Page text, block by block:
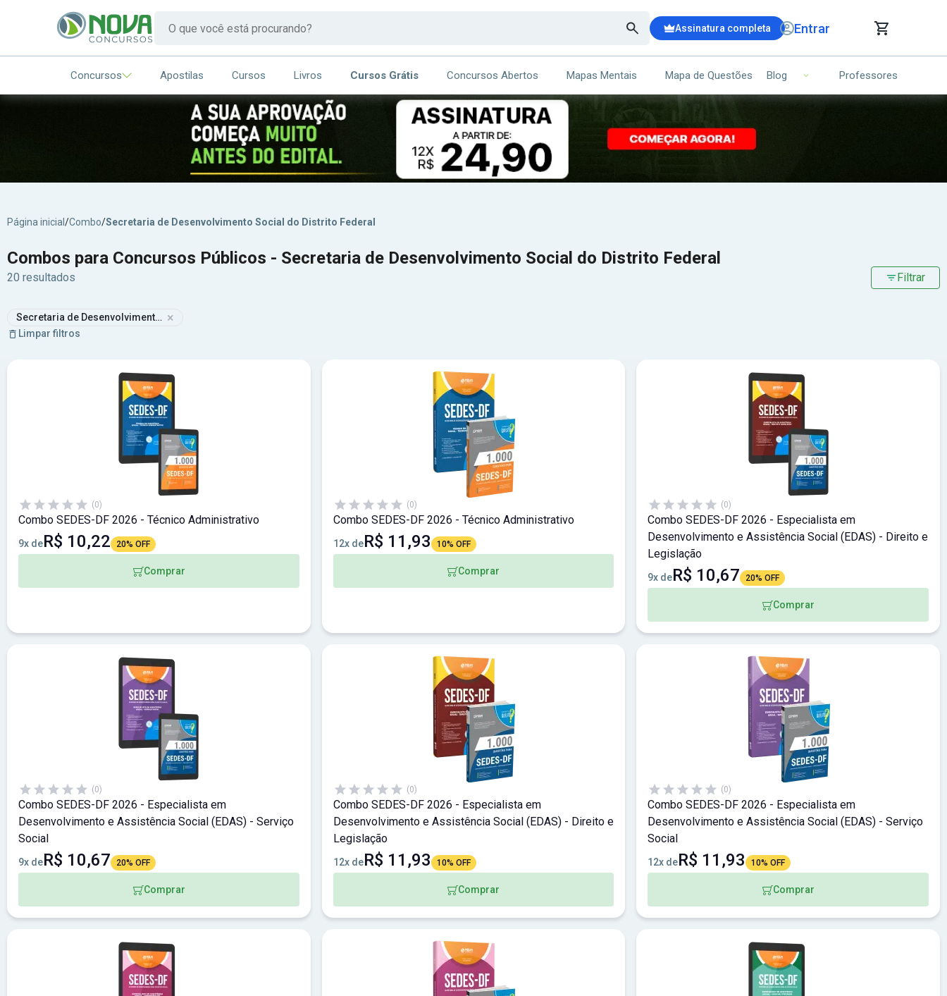
Assinatura completa Entrar
CARRINHO DE COMPRAS
ITENS (00)
Seu carrinho ainda está vazio.
Concursos Apostilas Cursos Livros Cursos Grátis Concursos Abertos Mapas Mentais Mapa de Questões Blog Professores
Página inicial /Combo/Secretaria de Desenvolvimento Social do Distrito Federal
Combos para Concursos Públicos - Secretaria de Desenvolvimento Social do Distrito Federal
20 resultados Filtrar
Secretaria de Desenvolvimento Social do Distrito Federal
×
Limpar filtros
(0)
Combo SEDES-DF 2026 - Técnico Administrativo
9x deR$ 10,22 20% OFF
Comprar
(0)
Combo SEDES-DF 2026 - Técnico Administrativo
12x deR$ 11,93 10% OFF
Comprar
(0)
Combo SEDES-DF 2026 - Especialista em
Desenvolvimento e Assistência Social (EDAS) - Direito e
Legislação
9x deR$ 10,67 20% OFF
Comprar
(0)
Combo SEDES-DF 2026 - Especialista em
Desenvolvimento e Assistência Social (EDAS) - Serviço
Social
9x deR$ 10,67 20% OFF
Comprar
(0)
Combo SEDES-DF 2026 - Especialista em
Desenvolvimento e Assistência Social (EDAS) - Direito e
Legislação
12x deR$ 11,93 10% OFF
Comprar
(0)
Combo SEDES-DF 2026 - Especialista em
Desenvolvimento e Assistência Social (EDAS) - Serviço
Social
12x deR$ 11,93 10% OFF
Comprar